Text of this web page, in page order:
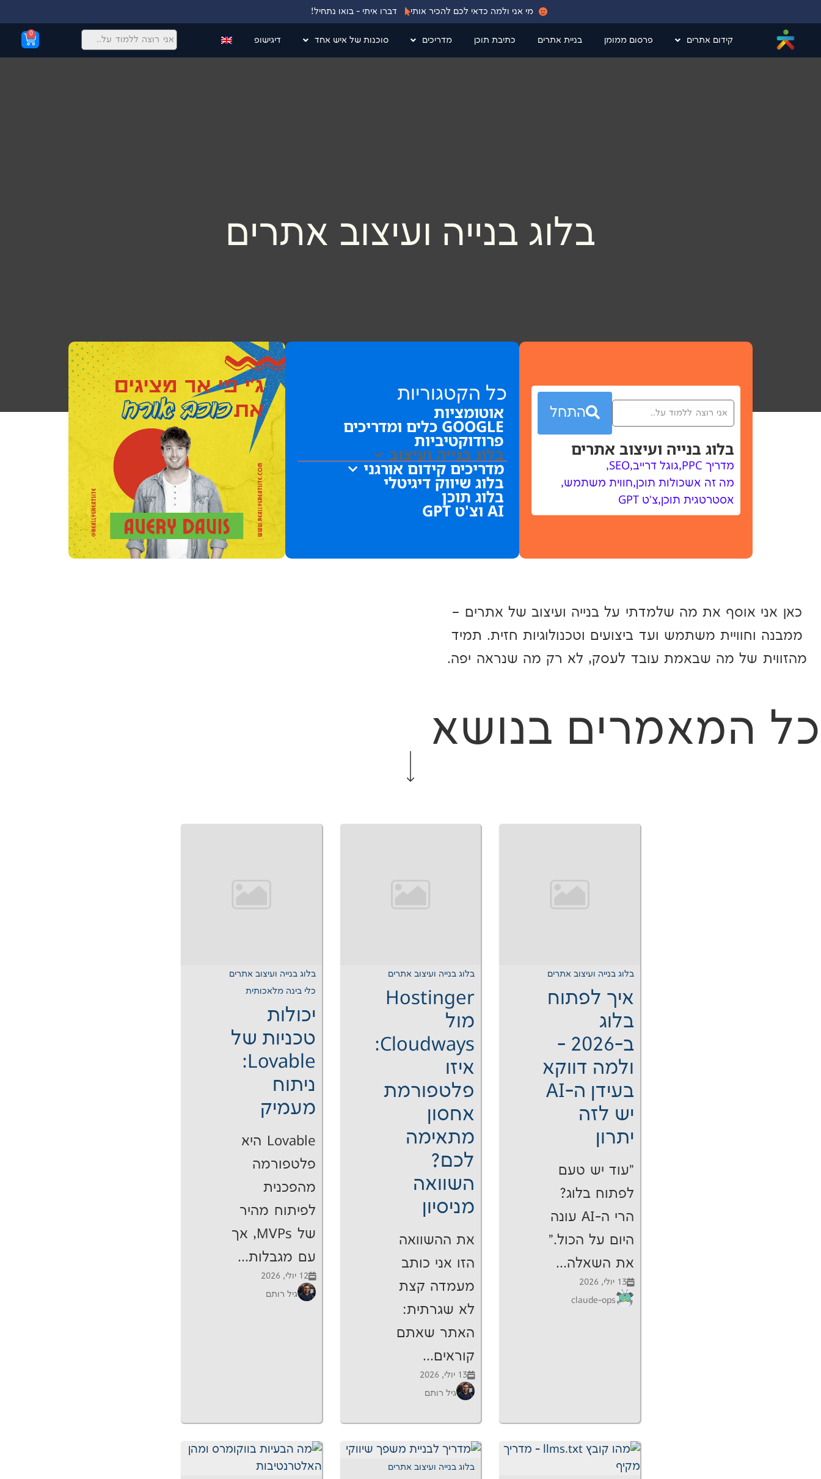
מי אני ולמה כדאי לכם להכיר אותי דברו איתי - בואו נתחיל!
קידום אתרים פרסום ממומן בניית אתרים כתיבת תוכן מדריכים סוכנות של איש אחד דיגישופ
0
בלוג בנייה ועיצוב אתרים
התחל
בלוג בנייה ועיצוב אתרים
מדריך PPC ,גוגל דרייב,
SEO
,
מה זה אשכולות תוכן,חווית משתמש,
אסטרטגית תוכן,צ'ט GPT
כל הקטגוריות
אוטומציות
GOOGLE כלים ומדריכים
פרודוקטיביות
בלוג בנייה ועיצוב
מדריכים קידום אורגני
בלוג שיווק דיגיטלי
בלוג תוכן
AI וצ'ט GPT
כאן אני אוסף את מה שלמדתי על בנייה ועיצוב של אתרים –
ממבנה וחוויית משתמש ועד ביצועים וטכנולוגיות חזית. תמיד
מהזווית של מה שבאמת עובד לעסק, לא רק מה שנראה יפה.
כל המאמרים בנושא
בלוג בנייה ועיצוב אתרים
איך לפתוח
בלוג
ב-2026 -
ולמה דווקא
בעידן ה-AI
יש לזה
יתרון
"עוד יש טעם
לפתוח בלוג?
הרי ה-AI עונה
היום על הכול."
את השאלה...
13 יולי, 2026
claude-ops
בלוג בנייה ועיצוב אתרים
Hostinger
מול
Cloudways:
איזו
פלטפורמת
אחסון
מתאימה
לכם?
השוואה
מניסיון
את ההשוואה
הזו אני כותב
מעמדה קצת
לא שגרתית:
האתר שאתם
קוראים...
13 יולי, 2026
גיל רותם
בלוג בנייה ועיצוב אתרים
כלי בינה מלאכותית
יכולות
טכניות של
Lovable:
ניתוח
מעמיק
Lovable היא
פלטפורמה
מהפכנית
לפיתוח מהיר
של MVPs, אך
עם מגבלות...
12 יולי, 2026
גיל רותם
בלוג בנייה ועיצוב אתרים